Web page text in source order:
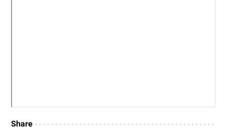
Share